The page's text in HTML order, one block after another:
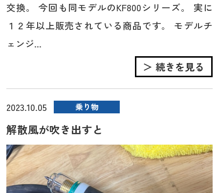
交換。 今回も同モデルのKF800シリーズ。 実に
１２年以上販売されている商品です。 モデルチ
ェンジ...
＞ 続きを見る
2023.10.05 乗り物
解散風が吹き出すと